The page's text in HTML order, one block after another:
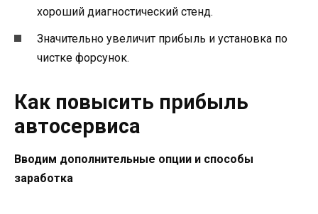
хороший диагностический стенд.
Значительно увеличит прибыль и установка по
чистке форсунок.
Как повысить прибыль
автосервиса
Вводим дополнительные опции и способы
заработка